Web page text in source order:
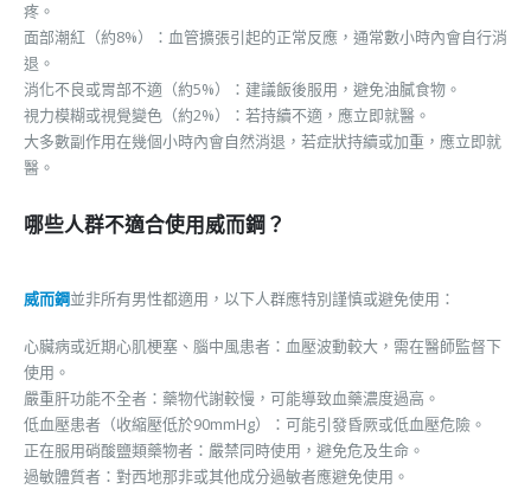
疼。
面部潮紅（約8%）：血管擴張引起的正常反應，通常數小時內會自行消
退。
消化不良或胃部不適（約5%）：建議飯後服用，避免油膩食物。
視力模糊或視覺變色（約2%）：若持續不適，應立即就醫。
大多數副作用在幾個小時內會自然消退，若症狀持續或加重，應立即就
醫。
哪些人群不適合使用威而鋼？
威而鋼並非所有男性都適用，以下人群應特別謹慎或避免使用：
心臟病或近期心肌梗塞、腦中風患者：血壓波動較大，需在醫師監督下
使用。
嚴重肝功能不全者：藥物代謝較慢，可能導致血藥濃度過高。
低血壓患者（收縮壓低於90mmHg）：可能引發昏厥或低血壓危險。
正在服用硝酸鹽類藥物者：嚴禁同時使用，避免危及生命。
過敏體質者：對西地那非或其他成分過敏者應避免使用。